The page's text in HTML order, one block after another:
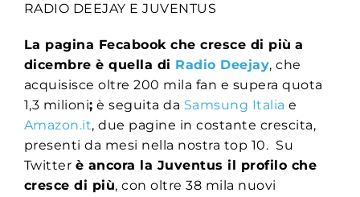
RADIO DEEJAY E JUVENTUS
La pagina Fecabook che cresce di più a
dicembre è quella di Radio Deejay, che
acquisisce oltre 200 mila fan e supera quota
1,3 milioni; è seguita da Samsung Italia e
Amazon.it, due pagine in costante crescita,
presenti da mesi nella nostra top 10. Su
Twitter è ancora la Juventus il profilo che
cresce di più, con oltre 38 mila nuovi